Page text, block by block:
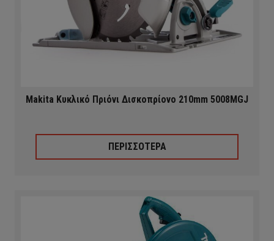
Makita Κυκλικό Πριόνι Δισκοπρίονο 210mm 5008MGJ
ΠΕΡΙΣΣΟΤΕΡΑ